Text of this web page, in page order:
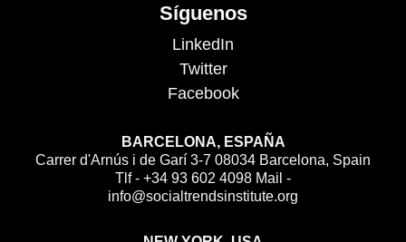
Síguenos
LinkedIn
Twitter
Facebook
BARCELONA, ESPAÑA
Carrer d'Arnús i de Garí 3-7 08034 Barcelona, Spain
Tlf - +34 93 602 4098 Mail -
info@socialtrendsinstitute.org